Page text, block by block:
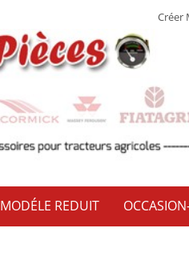
Créer
MODÉLE REDUIT